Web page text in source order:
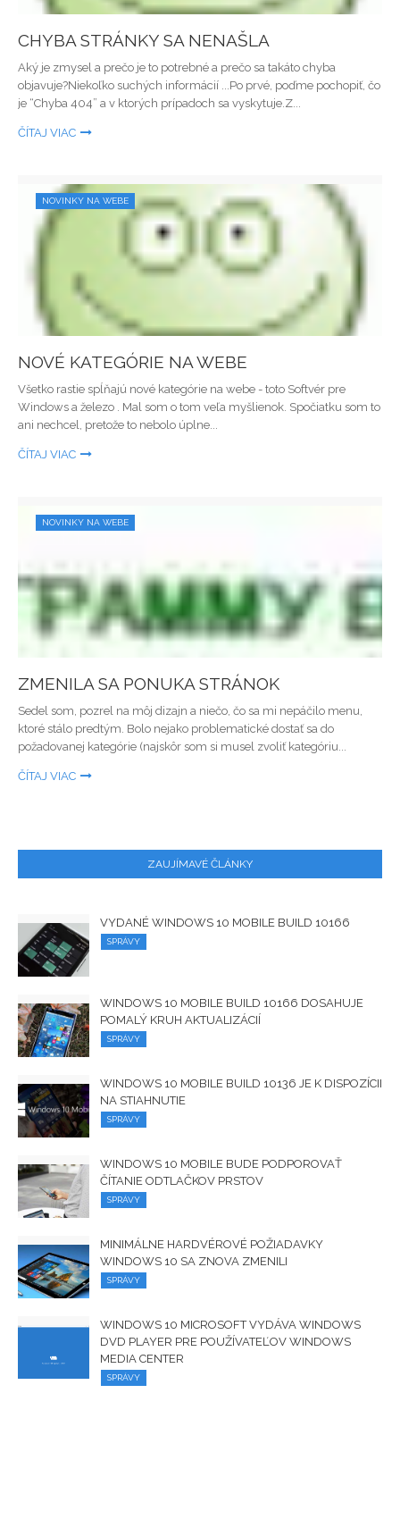
CHYBA STRÁNKY SA NENAŠLA
Aký je zmysel a prečo je to potrebné a prečo sa takáto chyba
objavuje?Niekoľko suchých informácií ...Po prvé, poďme pochopiť, čo
je “Chyba 404” a v ktorých prípadoch sa vyskytuje.Z...
ČÍTAJ VIAC
NOVINKY NA WEBE
NOVÉ KATEGÓRIE NA WEBE
Všetko rastie spĺňajú nové kategórie na webe - toto Softvér pre
Windows a železo . Mal som o tom veľa myšlienok. Spočiatku som to
ani nechcel, pretože to nebolo úplne...
ČÍTAJ VIAC
NOVINKY NA WEBE
ZMENILA SA PONUKA STRÁNOK
Sedel som, pozrel na môj dizajn a niečo, čo sa mi nepáčilo menu,
ktoré stálo predtým. Bolo nejako problematické dostať sa do
požadovanej kategórie (najskôr som si musel zvoliť kategóriu...
ČÍTAJ VIAC
ZAUJÍMAVÉ ČLÁNKY
VYDANÉ WINDOWS 10 MOBILE BUILD 10166
SPRÁVY
WINDOWS 10 MOBILE BUILD 10166 DOSAHUJE
POMALÝ KRUH AKTUALIZÁCIÍ
SPRÁVY
WINDOWS 10 MOBILE BUILD 10136 JE K DISPOZÍCII
NA STIAHNUTIE
SPRÁVY
WINDOWS 10 MOBILE BUDE PODPOROVAŤ
ČÍTANIE ODTLAČKOV PRSTOV
SPRÁVY
MINIMÁLNE HARDVÉROVÉ ​​POŽIADAVKY
WINDOWS 10 SA ZNOVA ZMENILI
SPRÁVY
WINDOWS 10 MICROSOFT VYDÁVA WINDOWS
DVD PLAYER PRE POUŽÍVATEĽOV WINDOWS
MEDIA CENTER
SPRÁVY